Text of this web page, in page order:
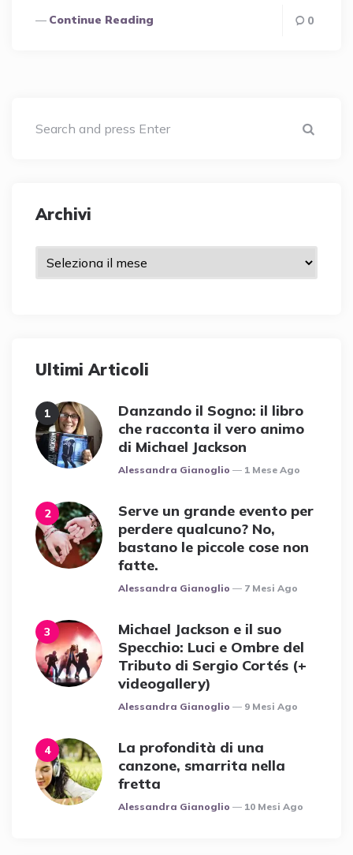
Continue Reading 0
Archivi
Ultimi Articoli
Danzando il Sogno: il libro
che racconta il vero animo
di Michael Jackson
Posted
Alessandra Gianoglio 1 Mese Ago
Serve un grande evento per
perdere qualcuno? No,
bastano le piccole cose non
fatte.
Posted
Alessandra Gianoglio 7 Mesi Ago
Michael Jackson e il suo
Specchio: Luci e Ombre del
Tributo di Sergio Cortés (+
videogallery)
Posted
Alessandra Gianoglio 9 Mesi Ago
La profondità di una
canzone, smarrita nella
fretta
Posted
Alessandra Gianoglio 10 Mesi Ago